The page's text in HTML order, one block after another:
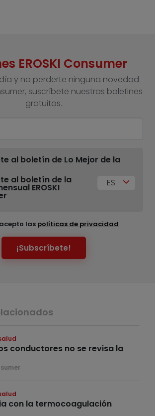
EROSKI Consumer
y no perderte ninguna novedad
suscríbete nuestros boletines
gratuitos.
al boletín de Lo Mejor de la
al boletín de la
EROSKI ES
las políticas de privacidad
¡Subscríbete!
conductores no se revisa la
con la termocoagulación